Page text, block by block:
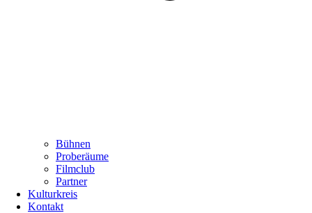
Bühnen
Proberäume
Filmclub
Partner
Kulturkreis
Kontakt